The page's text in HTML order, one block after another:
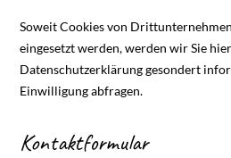
Soweit Cookies von
eingesetzt werden, werden wir Sie
Datenschutzerklärung gesondert
Einwilligung abfragen.
Kontaktformular